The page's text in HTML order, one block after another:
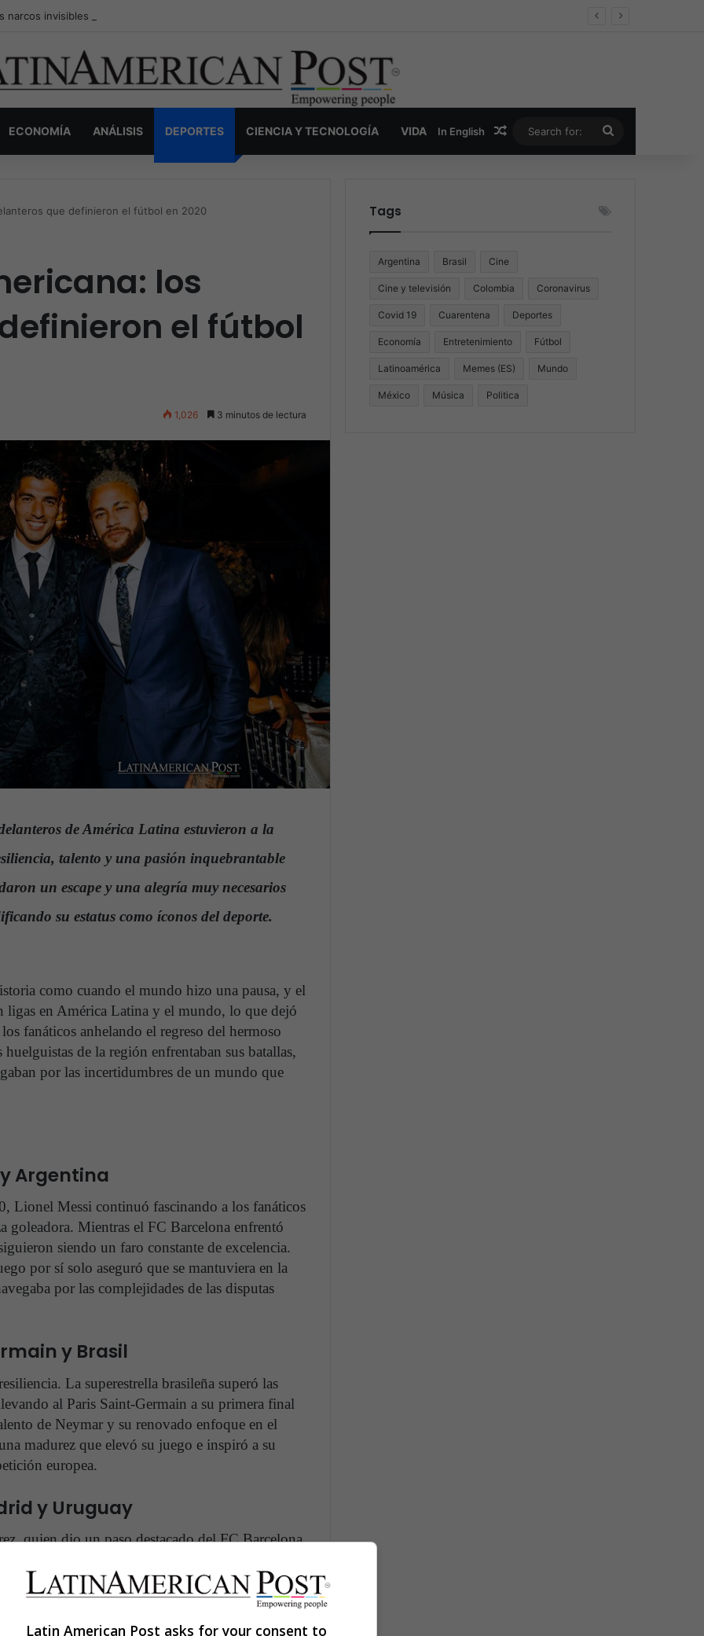
narcos invisibles de Colombia: la guerra secreta por la verdad, el poder y la nueva economía de la droga
ECONOMÍA ANÁLISIS DEPORTES CIENCIA Y TECNOLOGÍA VIDA In English Random Article
for:
que definieron el fútbol en 2020
los
el fútbol
1,026 3 minutos de lectura
de América Latina estuvieron a la
talento y una pasión inquebrantable
un escape y una alegría muy necesarios
su estatus como íconos del deporte.
como cuando el mundo hizo una pausa, y el
ligas en América Latina y el mundo, lo que dejó
fanáticos anhelando el regreso del hermoso
de la región enfrentaban sus batallas,
por las incertidumbres de un mundo que
Argentina
Lionel Messi continuó fascinando a los fanáticos
goleadora. Mientras el FC Barcelona enfrentó
siendo un faro constante de excelencia.
por sí solo aseguró que se mantuviera en la
por las complejidades de las disputas
y Brasil
La superestrella brasileña superó las
al Paris Saint-Germain a su primera final
de Neymar y su renovado enfoque en el
madurez que elevó su juego e inspiró a su
europea.
y Uruguay
quien dio un paso destacado del FC Barcelona
silenció a los escépticos y se
del Atlético por la gloria de La Liga. La
y su espíritu de lucha se convirtieron en
del Atlético bajo la dirección de Diego
Tags
Argentina Brasil Cine
Cine y televisión Colombia Coronavirus
Covid 19 Cuarentena Deportes
Economía Entretenimiento Fútbol
Latinoamérica Memes (ES) Mundo
México Música Politica
Latin American Post asks for your consent to